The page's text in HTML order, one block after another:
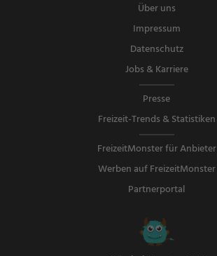
Über uns
Impressum
Datenschutz
Jobs & Karriere
Presse
Freizeit-Trends & Statistiken
FreizeitMonster für Anbieter
Werben auf FreizeitMonster
Partnerportal